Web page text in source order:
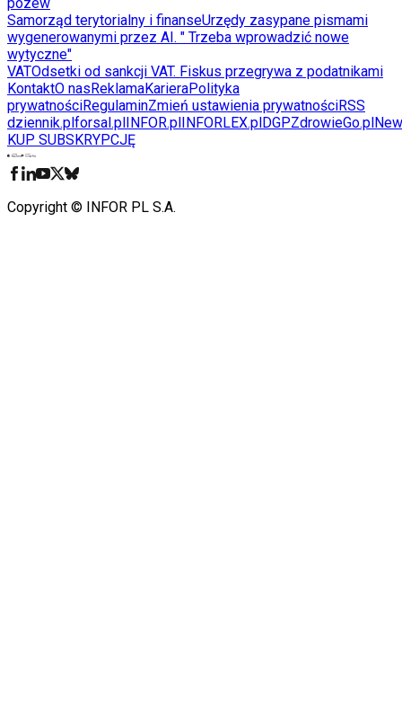
Samorząd terytorialny i finanseUrzędy zasypane pismami
wygenerowanymi przez AI. " Trzeba wprowadzić nowe
wytyczne"
VATOdsetki od sankcji VAT. Fiskus przegrywa z podatnikami
KontaktO nasReklamaKarieraPolityka
prywatnościRegulaminZmień ustawienia prywatnościRSS
dziennik.plforsal.plINFOR.plINFORLEX.plDGPZdrowieGo.pl
KUP SUBSKRYPCJĘ
Copyright © INFOR PL S.A.